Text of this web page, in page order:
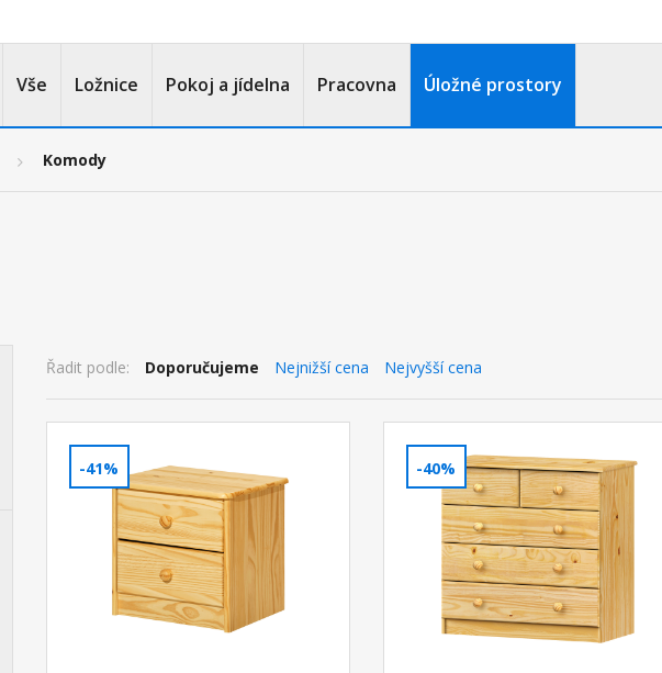
Vše Ložnice Pokoj a jídelna Pracovna Úložné prostory
Komody
Řadit podle: Doporučujeme Nejnižší cena Nejvyšší cena
-41% -40%